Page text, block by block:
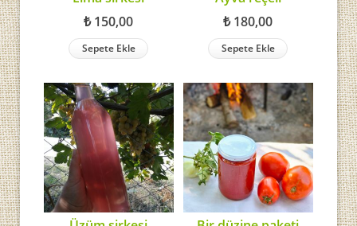
₺150,00
Sepete Ekle
₺180,00
Sepete Ekle